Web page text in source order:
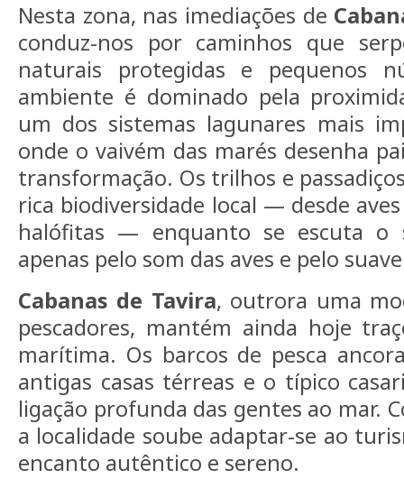
Nesta zona, nas imediações de
conduz-nos por caminhos que
naturais protegidas e pequenos
ambiente é dominado pela
um dos sistemas lagunares mais
onde o vaivém das marés desenha
transformação. Os trilhos e
rica biodiversidade local — desde
halófitas — enquanto se escuta o
apenas pelo som das aves e pelo
Cabanas de Tavira, outrora uma
pescadores, mantém ainda hoje
marítima. Os barcos de pesca
antigas casas térreas e o típico
ligação profunda das gentes ao mar.
a localidade soube adaptar-se ao
encanto autêntico e sereno.